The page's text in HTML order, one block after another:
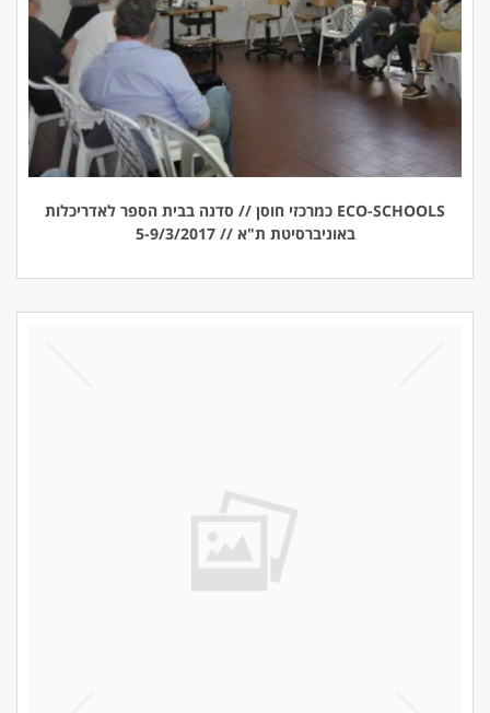
ECO-SCHOOLS כמרכזי חוסן // סדנה בבית הספר לאדריכלות
באוניברסיטת ת"א // 5-9/3/2017